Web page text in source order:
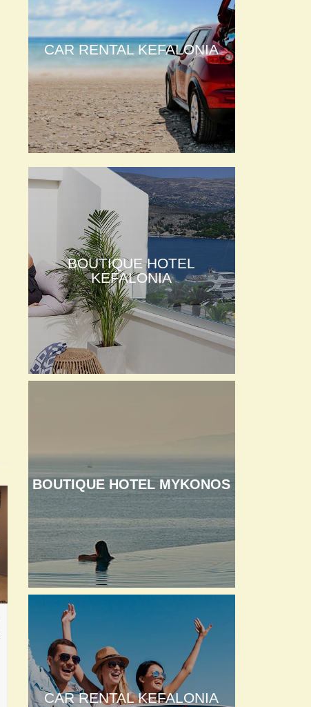
CAR RENTAL KEFALONIA
BOUTIQUE HOTEL
KEFALONIA
BOUTIQUE HOTEL MYKONOS
CAR RENTAL KEFALONIA